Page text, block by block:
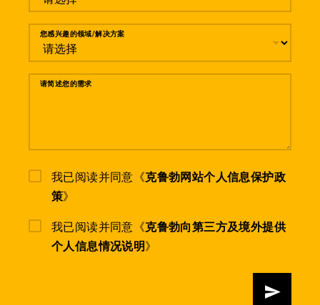
您感兴趣的领域/解决方案
请简述您的需求
我已阅读并同意《克鲁勃网站个人信息保护政
策》
我已阅读并同意《克鲁勃向第三方及境外提供
个人信息情况说明》